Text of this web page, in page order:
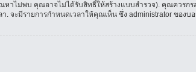
ม่พบ คุณอาจไม่ได้รับสิทธิ์ให้สร้างแบบสำรวจ). คุณควรกร
จะมีรายการกำหนดเวลาให้คุณเห็น ซึ่ง administrator ของบอ